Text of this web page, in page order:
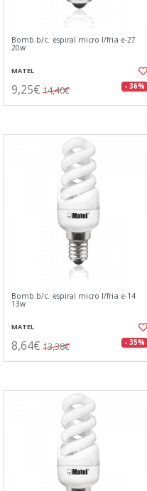
Bomb.b/c. espiral micro l/fria e-27
20w
MATEL
9,25€ 14,40€ - 36%
Bomb.b/c. espiral micro l/fria e-14
13w
MATEL
8,64€ 13,38€ - 35%